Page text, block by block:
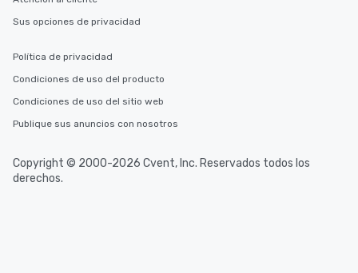
Sus opciones de privacidad
Política de privacidad
Condiciones de uso del producto
Condiciones de uso del sitio web
Publique sus anuncios con nosotros
Copyright © 2000-2026 Cvent, Inc. Reservados todos los
derechos.